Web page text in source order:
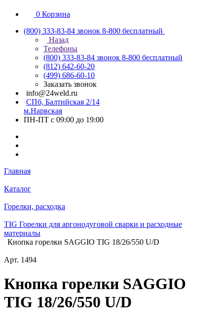
0 Корзина
(800) 333-83-84 звонок 8-800 бесплатный
Назад
Телефоны
(800) 333-83-84 звонок 8-800 бесплатный
(812) 642-60-20
(499) 686-60-10
Заказать звонок
info@24weld.ru
СПб, Балтийская 2/14
м.Нарвская
ПН-ПТ с 09:00 до 19:00
Главная
Каталог
Горелки, расходка
TIG Горелки для аргонодуговой сварки и расходные
материалы
Кнопка горелки SAGGIO TIG 18/26/550 U/D
Арт. 1494
Кнопка горелки SAGGIO
TIG 18/26/550 U/D